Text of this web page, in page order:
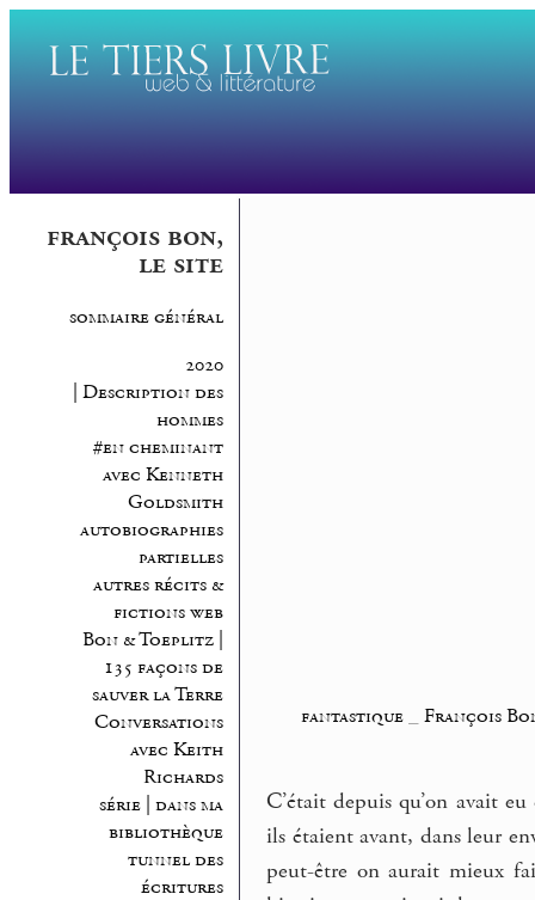
françois bon,
le site
sommaire général
2020
| Description des
hommes
#en cheminant
avec Kenneth
Goldsmith
autobiographies
partielles
autres récits &
fictions web
Bon & Toeplitz |
135 façons de
sauver la Terre
Conversations
avec Keith
Richards
série | dans ma
bibliothèque
tunnel des
écritures
fantastique_ François
C’était depuis qu’on avait
ils étaient avant, dans leur
peut-être on aurait mieux